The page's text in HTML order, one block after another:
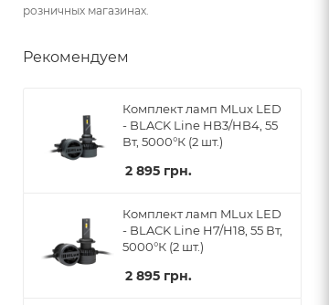
розничных магазинах.
Рекомендуем
Комплект ламп MLux LED
- BLACK Line HB3/HB4, 55
Вт, 5000°К (2 шт.)
2 895 грн.
Комплект ламп MLux LED
- BLACK Line H7/H18, 55 Вт,
5000°К (2 шт.)
2 895 грн.